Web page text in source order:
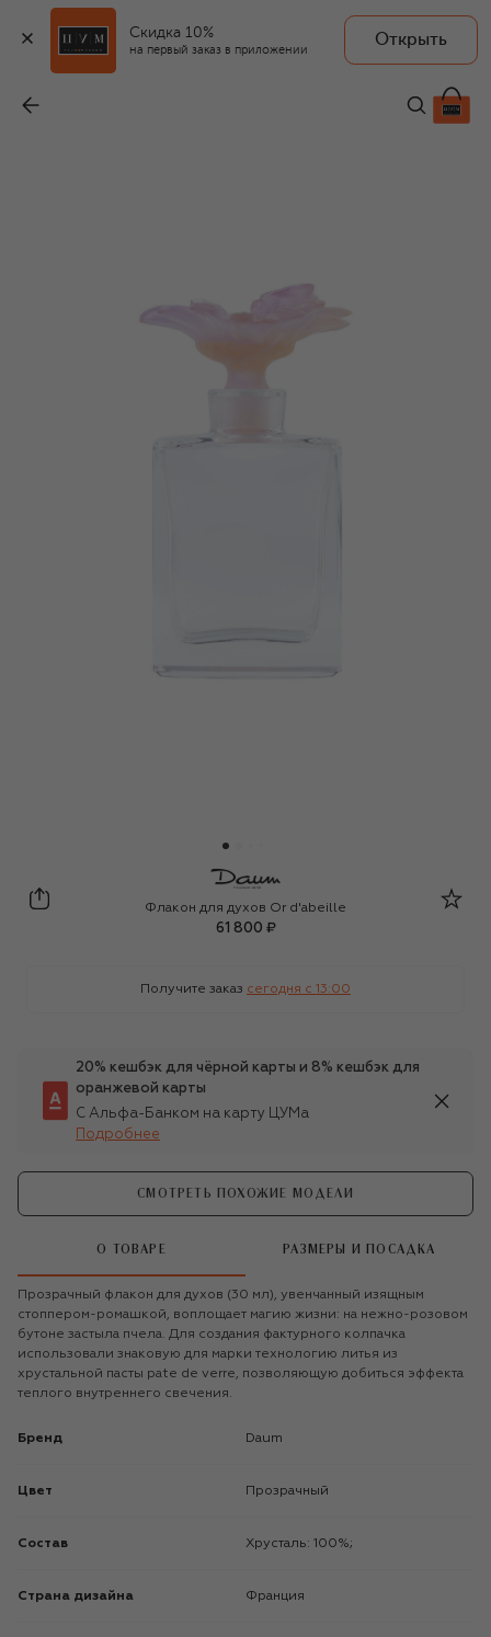
Скидка 10%
на первый заказ в приложении
Открыть
61 800 ₽
Daum
Флакон для духов Or d'abeille
61 800 ₽
Получите заказ сегодня c 13:00
20% кешбэк для чёрной карты и 8% кешбэк для
оранжевой карты
С Альфа-Банком на карту ЦУМа
Подробнее
СМОТРЕТЬ ПОХОЖИЕ МОДЕЛИ
О ТОВАРЕ РАЗМЕРЫ И ПОСАДКА
Прозрачный флакон для духов (30 мл), увенчанный изящным
стоппером-ромашкой, воплощает магию жизни: на нежно-розовом
бутоне застыла пчела. Для создания фактурного колпачка
использовали знаковую для марки технологию литья из
хрустальной пасты pate de verre, позволяющую добиться эффекта
теплого внутреннего свечения.
Бренд Daum
Цвет Прозрачный
Состав Хрусталь: 100%;
Страна дизайна Франция